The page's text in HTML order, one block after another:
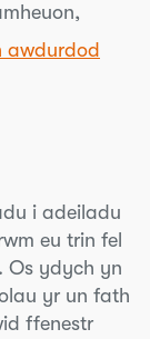
awdurdod
i adeiladu
eu trin fel
Os ydych yn
yr un fath
ffenestr